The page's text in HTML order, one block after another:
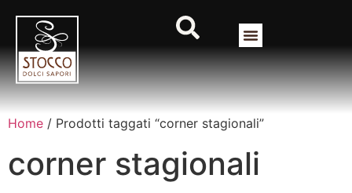
Home / Prodotti taggati “corner stagionali”
corner stagionali